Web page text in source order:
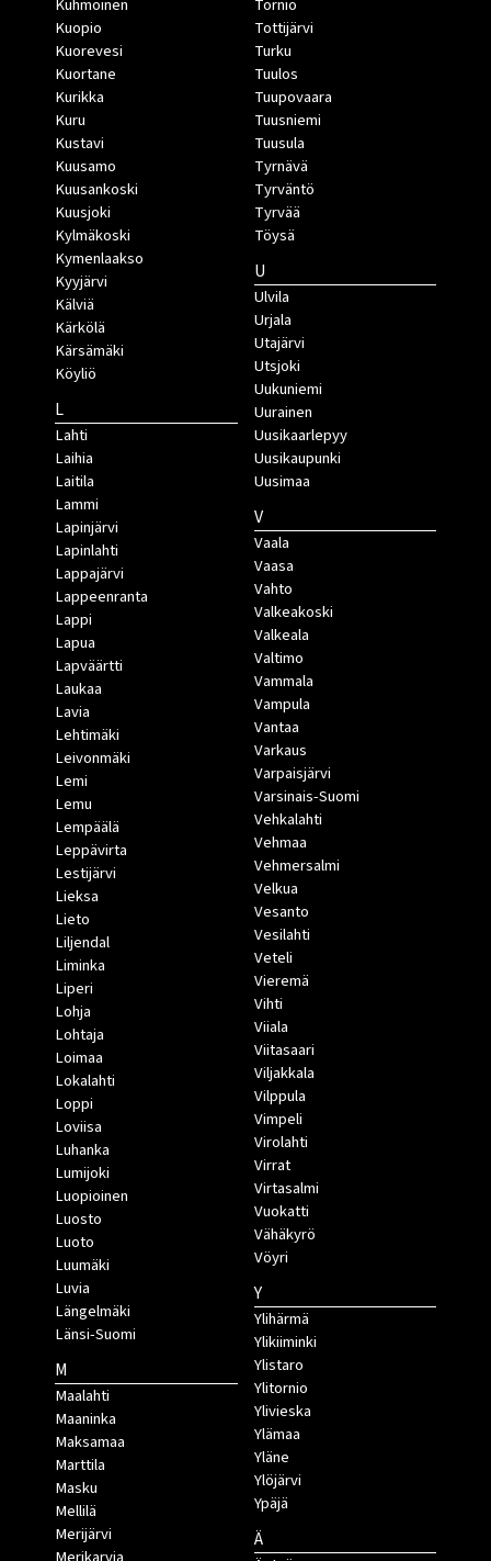
Kuhmoinen
Kuopio
Kuorevesi
Kuortane
Kurikka
Kuru
Kustavi
Kuusamo
Kuusankoski
Kuusjoki
Kylmäkoski
Kymenlaakso
Kyyjärvi
Kälviä
Kärkölä
Kärsämäki
Köyliö
L
Lahti
Laihia
Laitila
Lammi
Lapinjärvi
Lapinlahti
Lappajärvi
Lappeenranta
Lappi
Lapua
Lapväärtti
Laukaa
Lavia
Lehtimäki
Leivonmäki
Lemi
Lemu
Lempäälä
Leppävirta
Lestijärvi
Lieksa
Lieto
Liljendal
Liminka
Liperi
Lohja
Lohtaja
Loimaa
Lokalahti
Loppi
Loviisa
Luhanka
Lumijoki
Luopioinen
Luosto
Luoto
Luumäki
Luvia
Längelmäki
Länsi-Suomi
M
Maalahti
Maaninka
Maksamaa
Marttila
Masku
Mellilä
Merijärvi
Tornio
Tottijärvi
Turku
Tuulos
Tuupovaara
Tuusniemi
Tuusula
Tyrnävä
Tyrväntö
Tyrvää
Töysä
U
Ulvila
Urjala
Utajärvi
Utsjoki
Uukuniemi
Uurainen
Uusikaarlepyy
Uusikaupunki
Uusimaa
V
Vaala
Vaasa
Vahto
Valkeakoski
Valkeala
Valtimo
Vammala
Vampula
Vantaa
Varkaus
Varpaisjärvi
Varsinais-Suomi
Vehkalahti
Vehmaa
Vehmersalmi
Velkua
Vesanto
Vesilahti
Veteli
Vieremä
Vihti
Viiala
Viitasaari
Viljakkala
Vilppula
Vimpeli
Virolahti
Virrat
Virtasalmi
Vuokatti
Vähäkyrö
Vöyri
Y
Ylihärmä
Ylikiiminki
Ylistaro
Ylitornio
Ylivieska
Ylämaa
Yläne
Ylöjärvi
Ypäjä
Ä